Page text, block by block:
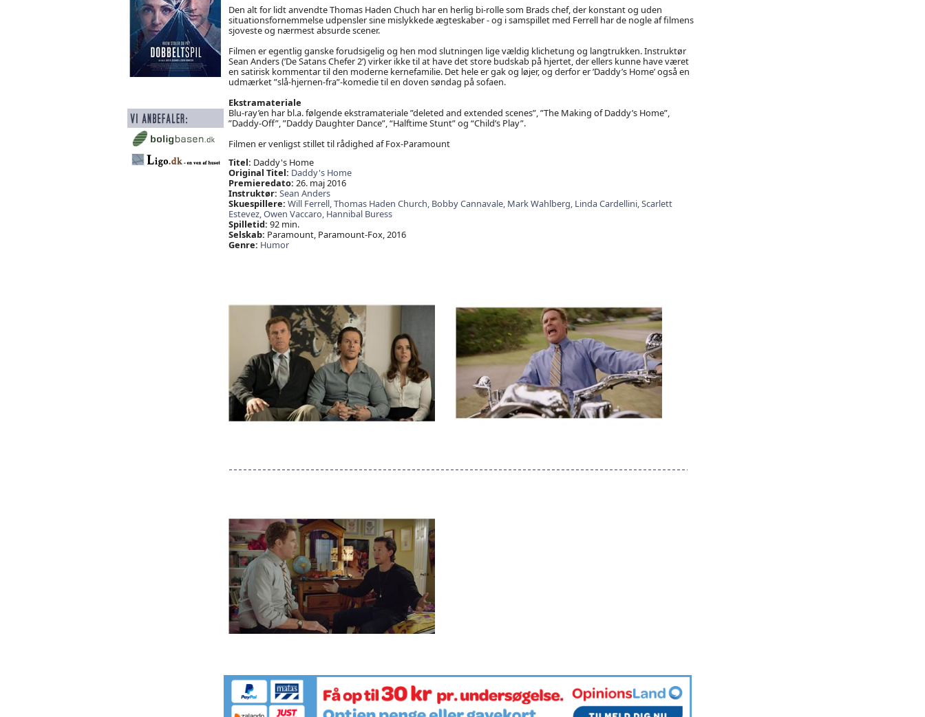
Den alt for lidt anvendte Thomas Haden Chuch har en herlig bi-rolle som Brads chef, der konstant og uden
situationsfornemmelse udpensler sine mislykkede ægteskaber - og i samspillet med Ferrell har de nogle af filmens
sjoveste og nærmest absurde scener.
Filmen er egentlig ganske forudsigelig og hen mod slutningen lige vældig klichetung og langtrukken. Instruktør
Sean Anders (’De Satans Chefer 2’) virker ikke til at have det store budskab på hjertet, der ellers kunne have været
en satirisk kommentar til den moderne kernefamilie. Det hele er gak og løjer, og derfor er ’Daddy’s Home’ også en
udmærket ”slå-hjernen-fra”-komedie til en doven søndag på sofaen.
Ekstramateriale
Blu-ray’en har bl.a. følgende ekstramateriale ”deleted and extended scenes”, ”The Making of Daddy’s Home”,
”Daddy-Off”, ”Daddy Daughter Dance”, “Halftime Stunt” og “Child’s Play”.
Filmen er venligst stillet til rådighed af Fox-Paramount
Titel: Daddy's Home
Original Titel: Daddy's Home
Premieredato: 26. maj 2016
Instruktør: Sean Anders
Skuespillere: Will Ferrell,Thomas Haden Church, Bobby Cannavale, Mark Wahlberg, Linda Cardellini,Scarlett
Estevez,Owen Vaccaro, Hannibal Buress
Spilletid: 92 min.
Selskab: Paramount, Paramount-Fox, 2016
Genre: Humor